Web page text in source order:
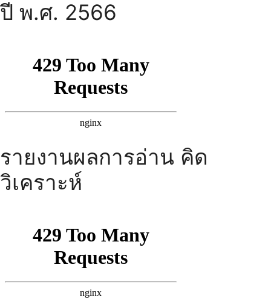
ปี พ.ศ. 2566
รายงานผลการอ่าน คิด
วิเคราะห์